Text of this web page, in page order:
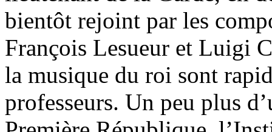
bientôt rejoint par les
François Lesueur et Luigi
la musique du roi sont
professeurs. Un peu plus